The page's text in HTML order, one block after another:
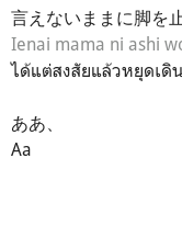
言えないままに脚を
Ienai mama ni ashi
ได้แต่สงสัยแล้วหยุดเดิ
ああ、
Aa